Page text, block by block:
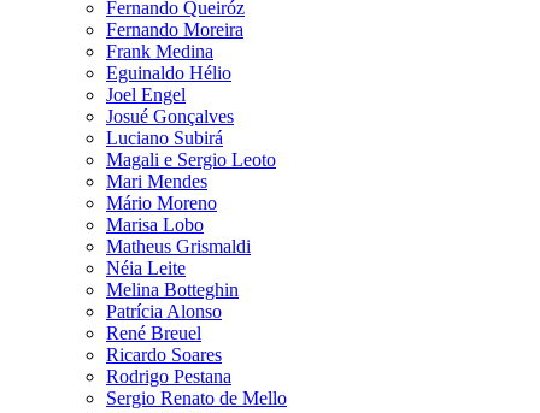
Fernando Queiróz
Fernando Moreira
Frank Medina
Eguinaldo Hélio
Joel Engel
Josué Gonçalves
Luciano Subirá
Magali e Sergio Leoto
Mari Mendes
Mário Moreno
Marisa Lobo
Matheus Grismaldi
Néia Leite
Melina Botteghin
Patrícia Alonso
René Breuel
Ricardo Soares
Rodrigo Pestana
Sergio Renato de Mello